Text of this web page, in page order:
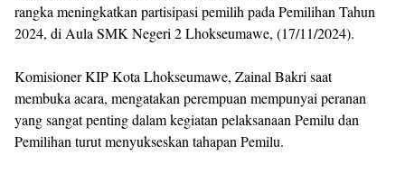
rangka meningkatkan partisipasi pemilih pada Pemilihan Tahun
2024, di Aula SMK Negeri 2 Lhokseumawe, (17/11/2024).
Komisioner KIP Kota Lhokseumawe, Zainal Bakri saat
membuka acara, mengatakan perempuan mempunyai peranan
yang sangat penting dalam kegiatan pelaksanaan Pemilu dan
Pemilihan turut menyukseskan tahapan Pemilu.